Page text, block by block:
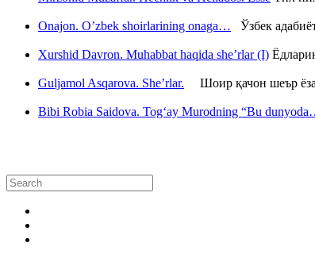
Onajon. O’zbek shoirlarining onaga… Ўзбек
Xurshid Davron. Muhabbat haqida she’rlar (I)
Guljamol Asqarova. She’rlar. Шоир қачон шеър
Bibi Robia Saidova. Tog‘ay Murodning “Bu